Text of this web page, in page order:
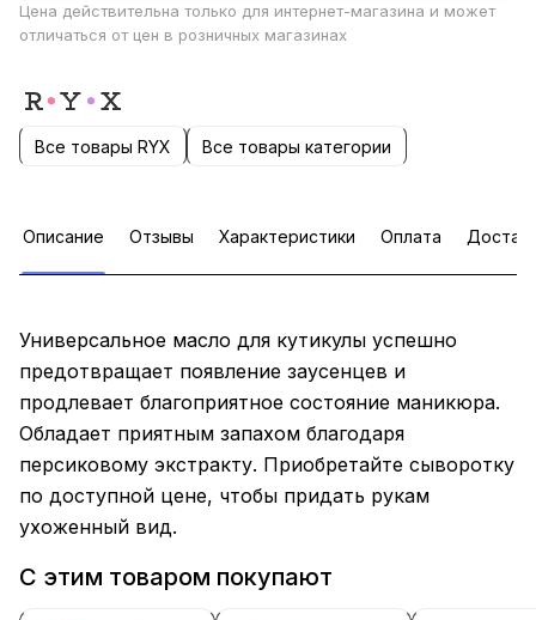
Цена действительна только для интернет-магазина и может
отличаться от цен в розничных магазинах
Все товары RYX Все товары категории
Описание Отзывы Характеристики Оплата
Универсальное масло для кутикулы успешно
предотвращает появление заусенцев и
продлевает благоприятное состояние маникюра.
Обладает приятным запахом благодаря
персиковому экстракту. Приобретайте сыворотку
по доступной цене, чтобы придать рукам
ухоженный вид.
С этим товаром покупают